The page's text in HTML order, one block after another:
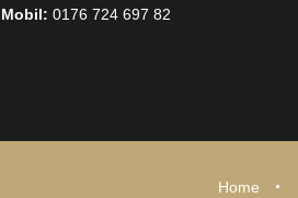
Mobil: 0176 724 697 82
Home